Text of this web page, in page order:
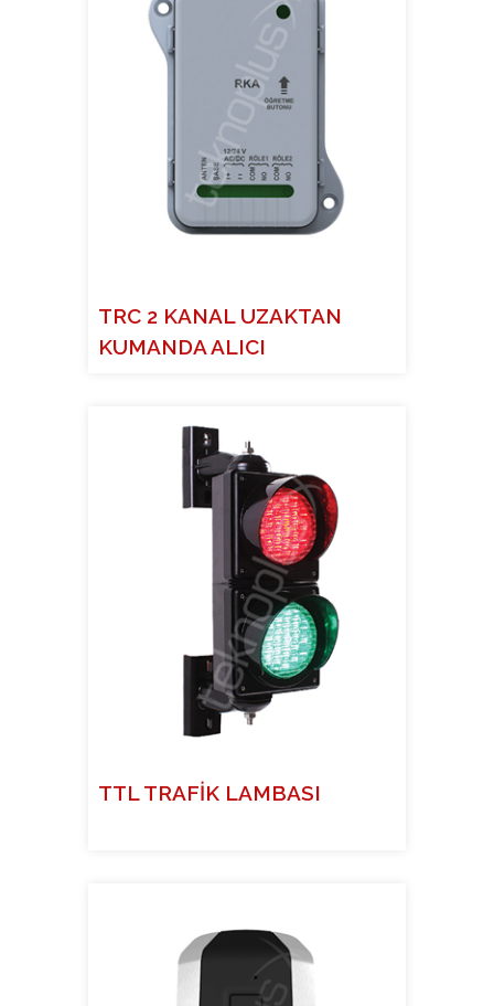
TRC 2 KANAL UZAKTAN
KUMANDA ALICI
TTL TRAFİK LAMBASI